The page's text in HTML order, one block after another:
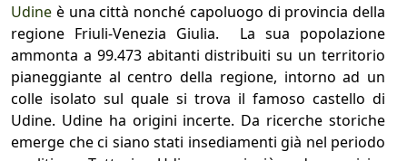
Udine è una città nonché capoluogo di provincia della
regione Friuli-Venezia Giulia. La sua popolazione
ammonta a 99.473 abitanti distribuiti su un territorio
pianeggiante al centro della regione, intorno ad un
colle isolato sul quale si trova il famoso castello di
Udine. Udine ha origini incerte. Da ricerche storiche
emerge che ci siano stati insediamenti già nel periodo